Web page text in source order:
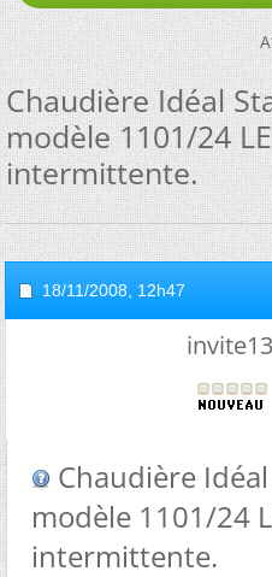
Chaudière Idéal
modèle 1101/24
intermittente.
18/11/2008, 12h47
Chaudière
modèle 1101/24
intermittente.